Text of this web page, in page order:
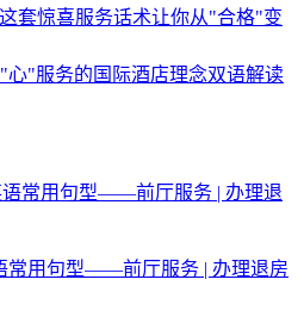
套惊喜服务话术让你从"合格"变
心"服务的国际酒店理念双语解读
语常用句型——前厅服务 | 办理退
常用句型——前厅服务 | 办理退房